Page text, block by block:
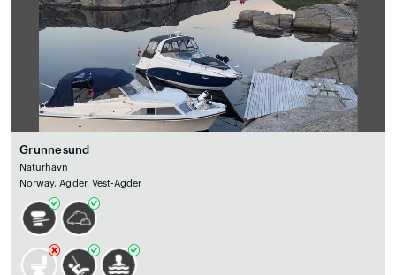
Grunnesund
Naturhavn
Norway, Agder, Vest-Agder